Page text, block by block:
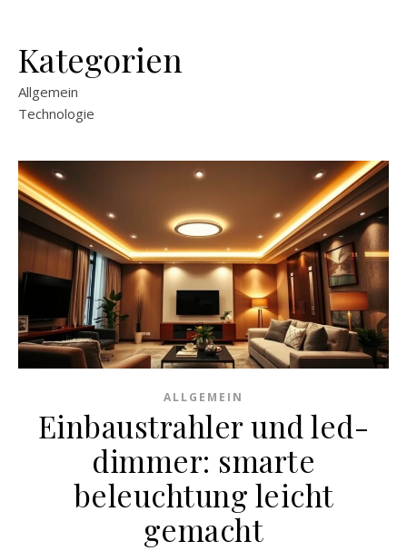
Kategorien
Allgemein
Technologie
ALLGEMEIN
Einbaustrahler und led-
dimmer: smarte
beleuchtung leicht
gemacht